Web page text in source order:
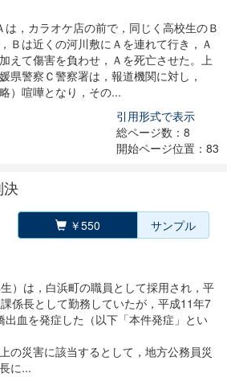
，カラオケ店の前で，同じく高校生のＢ
Ｂは近くの河川敷にＡを連れて行き，Ａ
えて傷害を負わせ，Ａを死亡させた。上
県警察Ｃ警察署は，報道機関に対し，
）喧嘩となり，その...
引用形式で表示
総ページ数：8
開始ページ位置：83
決
￥550 サンプル
は，白浜町の職員として採用され，平
係長として勤務していたが，平成11年7
出血を発症した（以下「本件発症」とい
の災害に該当するとして，地方公務員災
に...